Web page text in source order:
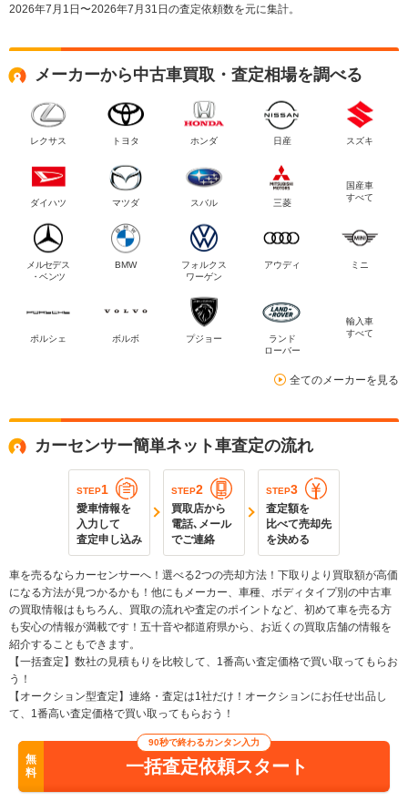
2026年7月1日〜2026年7月31日の査定依頼数を元に集計。
メーカーから中古車買取・査定相場を調べる
レクサス トヨタ ホンダ 日産 スズキ
ダイハツ マツダ スバル 三菱
国産車
すべて
メルセデス
・ベンツ
BMW
フォルクス
ワーゲン
アウディ ミニ
ポルシェ ボルボ プジョー
ランド
ローバー
輸入車
すべて
全てのメーカーを見る
カーセンサー簡単ネット車査定の流れ
STEP1
愛車情報を
入力して
査定申し込み
STEP2
買取店から
電話､メール
でご連絡
STEP3
査定額を
比べて売却先
を決める
車を売るならカーセンサーへ！選べる2つの売却方法！下取りより買取額が高価
になる方法が見つかるかも！他にもメーカー、車種、ボディタイプ別の中古車
の買取情報はもちろん、買取の流れや査定のポイントなど、初めて車を売る方
も安心の情報が満載です！五十音や都道府県から、お近くの買取店舗の情報を
紹介することもできます。
【一括査定】数社の見積もりを比較して、1番高い査定価格で買い取ってもらお
う！
【オークション型査定】連絡・査定は1社だけ！オークションにお任せ出品し
て、1番高い査定価格で買い取ってもらおう！
無
料
90秒で終わるカンタン入力
一括査定依頼スタート